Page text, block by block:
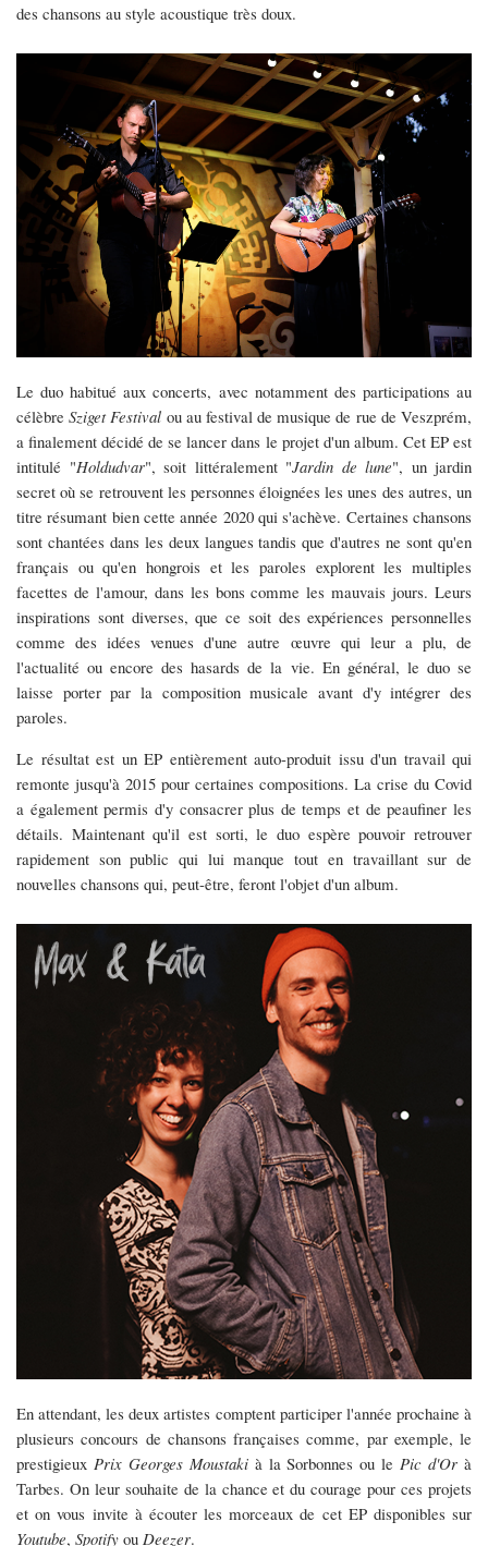
des chansons au style acoustique très doux.
Le duo habitué aux concerts, avec notamment des participations au
célèbreSziget Festival ou au festival de musique de rue de Veszprém,
a finalement décidé de se lancer dans le projet d'un album. Cet EP est
intitulé "Holdudvar", soit littéralement "Jardin de lune", un jardin
secret où se retrouvent les personnes éloignées les unes des autres, un
titre résumant bien cette année 2020 qui s'achève. Certaines chansons
sont chantées dans les deux langues tandis que d'autres ne sont qu'en
français ou qu'en hongrois et les paroles explorent les multiples
facettes de l'amour, dans les bons comme les mauvais jours. Leurs
inspirations sont diverses, que ce soit des expériences personnelles
comme des idées venues d'une autre œuvre qui leur a plu, de
l'actualité ou encore des hasards de la vie. En général, le duo se
laisse porter par la composition musicale avant d'y intégrer des
paroles.
Le résultat est un EP entièrement auto-produit issu d'un travail qui
remonte jusqu'à 2015 pour certaines compositions. La crise du Covid
a également permis d'y consacrer plus de temps et de peaufiner les
détails. Maintenant qu'il est sorti, le duo espère pouvoir retrouver
rapidement son public qui lui manque tout en travaillant sur de
nouvelles chansons qui, peut-être, feront l'objet d'un album.
En attendant, les deux artistes comptent participer l'année prochaine à
plusieurs concours de chansons françaises comme, par exemple, le
prestigieux Prix Georges Moustakià la Sorbonnes ou le Pic d'Or à
Tarbes. On leur souhaite de la chance et du courage pour ces projets
et on vous invite à écouter les morceaux de cet EP disponibles sur
Youtube, Spotify ou Deezer.